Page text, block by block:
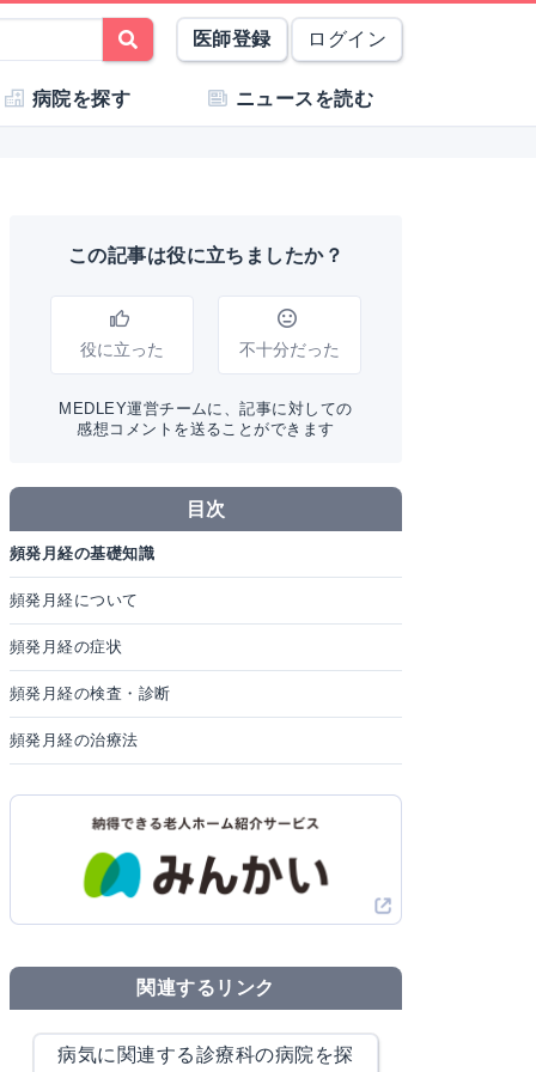
医師登録 ログイン
病院を探す ニュースを読む
この記事は役に立ちましたか？
役に立った 不十分だった
MEDLEY運営チームに、記事に対しての
感想コメントを送ることができます
目次
頻発月経の基礎知識
頻発月経について
頻発月経の症状
頻発月経の検査・診断
頻発月経の治療法
関連するリンク
病気に関連する診療科の病院を探